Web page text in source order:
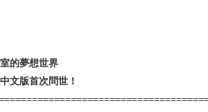
的夢想世界
文版首次問世！